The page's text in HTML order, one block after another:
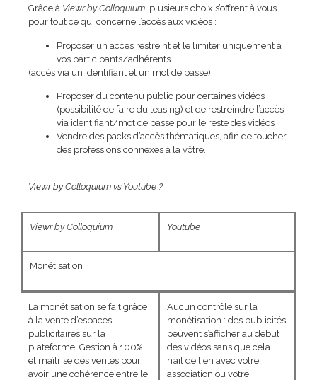
Grâce à Viewr by Colloquium, plusieurs choix s’offrent à vous
pour tout ce qui concerne l’accès aux vidéos :
Proposer un accès restreint et le limiter uniquement à
vos participants/adhérents
(accès via un identifiant et un mot de passe)
Proposer du contenu public pour certaines vidéos
(possibilité de faire du teasing) et de restreindre l’accès
via identifiant/mot de passe pour le reste des vidéos
Vendre des packs d’accès thématiques, afin de toucher
des professions connexes à la vôtre.
Viewr by Colloquium vs Youtube ?
Viewr by Colloquium Youtube
Monétisation
La monétisation se fait grâce
à la vente d’espaces
publicitaires sur la
plateforme. Gestion à 100%
et maîtrise des ventes pour
avoir une cohérence entre le
Aucun contrôle sur la
monétisation : des publicités
peuvent s’afficher au début
des vidéos sans que cela
n’ait de lien avec votre
association ou votre